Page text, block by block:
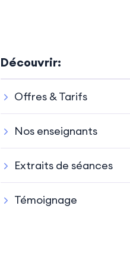
Découvrir:
Offres & Tarifs
Nos enseignants
Extraits de séances
Témoignage